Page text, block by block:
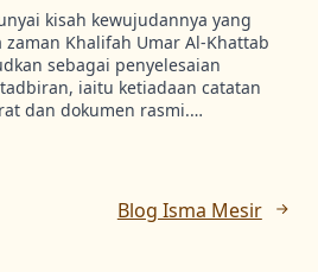
kisah kewujudannya yang
Khalifah Umar Al-Khattab
sebagai penyelesaian
iaitu ketiadaan catatan
dan dokumen rasmi.…
Blog Isma Mesir